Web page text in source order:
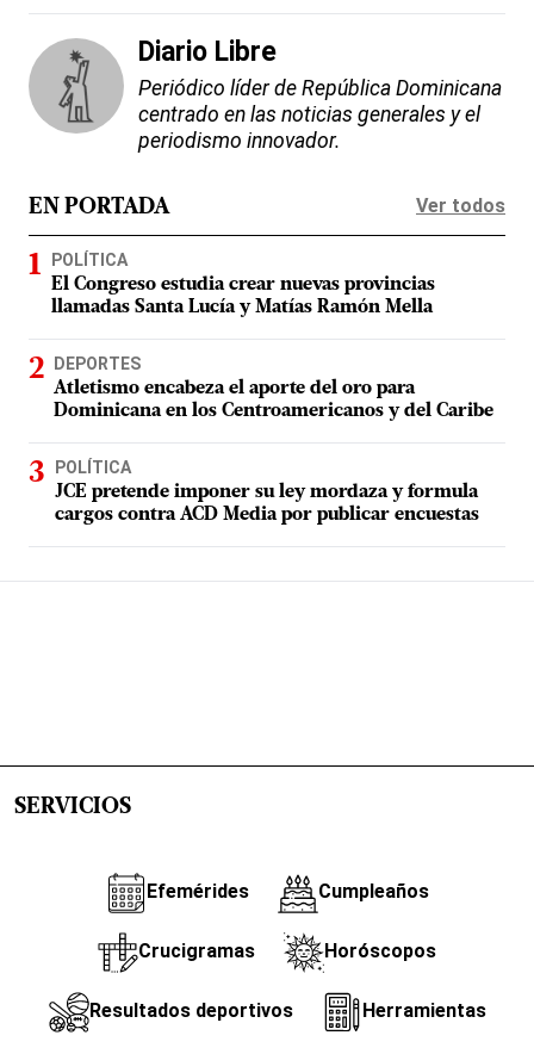
Diario Libre
Periódico líder de República Dominicana
centrado en las noticias generales y el
periodismo innovador.
EN PORTADA Ver todos
POLÍTICA
El Congreso estudia crear nuevas provincias
llamadas Santa Lucía y Matías Ramón Mella
DEPORTES
Atletismo encabeza el aporte del oro para
Dominicana en los Centroamericanos y del Caribe
POLÍTICA
JCE pretende imponer su ley mordaza y formula
cargos contra ACD Media por publicar encuestas
SERVICIOS
Efemérides Cumpleaños
Crucigramas Horóscopos
Resultados deportivos Herramientas